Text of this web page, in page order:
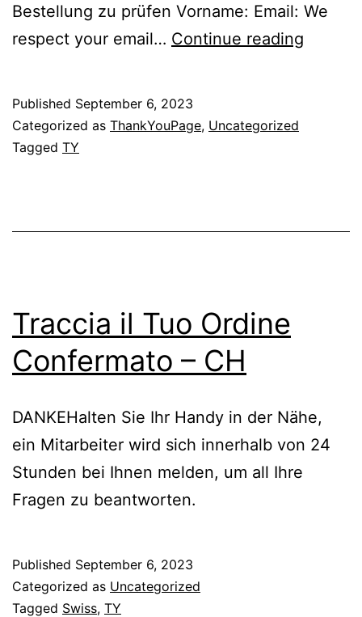
Bestellung zu prüfen Vorname: Email: We
respect your email… Continue reading
Published September 6, 2023
Categorized as ThankYouPage, Uncategorized
Tagged TY
Traccia il Tuo Ordine
Confermato – CH
DANKEHalten Sie Ihr Handy in der Nähe,
ein Mitarbeiter wird sich innerhalb von 24
Stunden bei Ihnen melden, um all Ihre
Fragen zu beantworten.
Published September 6, 2023
Categorized as Uncategorized
Tagged Swiss, TY